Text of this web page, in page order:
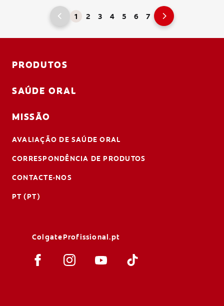
1 2 3 4 5 6 7
PRODUTOS
SAÚDE ORAL
MISSÃO
AVALIAÇÃO DE SAÚDE ORAL
CORRESPONDÊNCIA DE PRODUTOS
CONTACTE-NOS
PT (PT)
ColgateProfissional.pt